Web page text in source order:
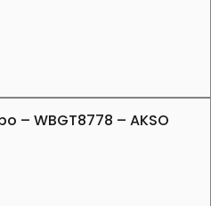
– WBGT8778 – AKSO